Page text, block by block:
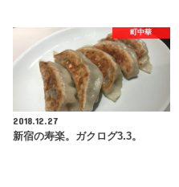
町中華
2018.12.27
新宿の寿楽。ガクログ3.3。